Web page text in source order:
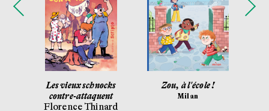
Les vieux schnocks
contre-attaquent
Florence Thinard
Zou, à l'école !
Milan